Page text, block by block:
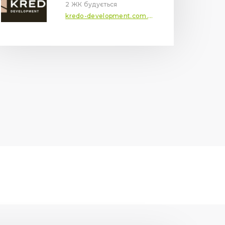
2 ЖК будується
kredo-development.com.ua